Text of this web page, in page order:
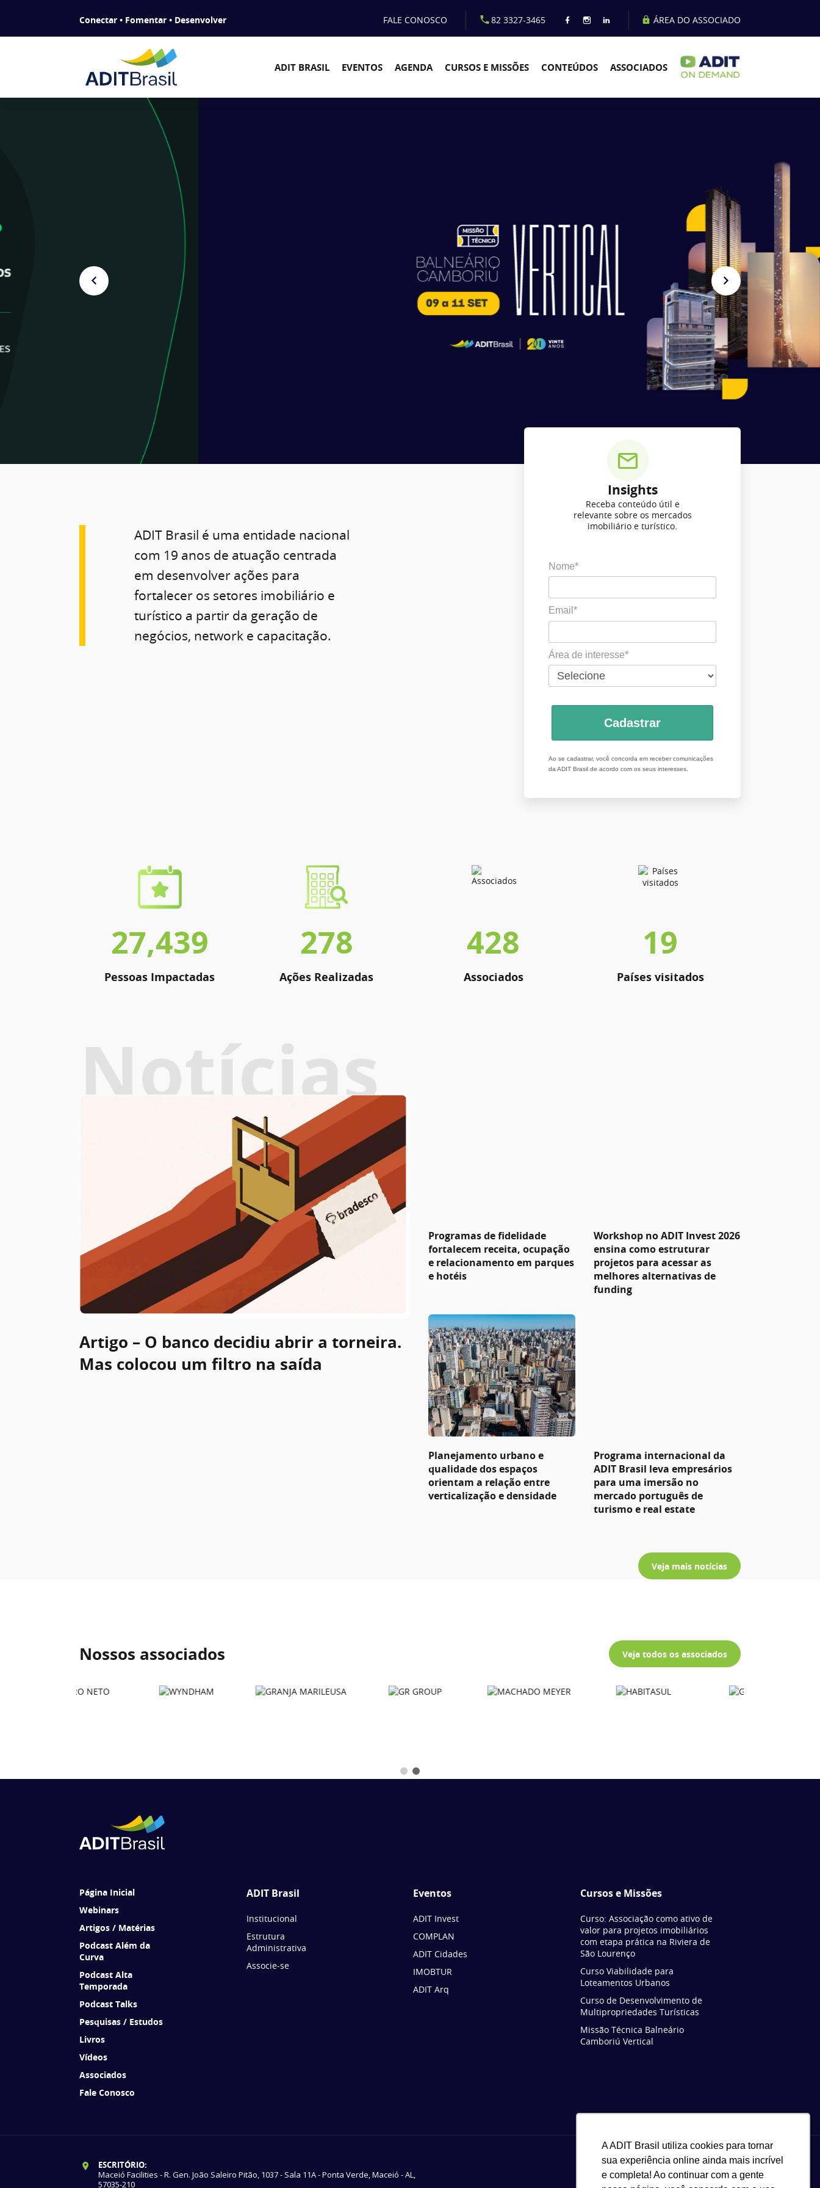
A ADIT Brasil utiliza cookies para tornar
sua experiência online ainda mais incrível
e completa! Ao continuar com a gente
Conectar • Fomentar • Desenvolver FALE CONOSCO 82 3327-3465 ÁREA DO ASSOCIADO
ADIT BRASIL EVENTOS AGENDA CURSOS E MISSÕES CONTEÚDOS ASSOCIADOS
ADIT Brasil é uma entidade nacional
com 19 anos de atuação centrada
em desenvolver ações para
fortalecer os setores imobiliário e
turístico a partir da geração de
negócios, network e capacitação.
Insights
Receba conteúdo útil e
relevante sobre os mercados
imobiliário e turístico.
Nome*
Email*
Área de interesse*
Cadastrar
Ao se cadastrar, você concorda em receber comunicações
da ADIT Brasil de acordo com os seus interesses.
27,439
Pessoas Impactadas
278
Ações Realizadas
428
Associados
19
Países visitados
Notícias
Artigo – O banco decidiu abrir a torneira.
Mas colocou um filtro na saída
Programas de fidelidade
fortalecem receita, ocupação
e relacionamento em parques
e hotéis
Workshop no ADIT Invest 2026
ensina como estruturar
projetos para acessar as
melhores alternativas de
funding
Planejamento urbano e
qualidade dos espaços
orientam a relação entre
verticalização e densidade
Programa internacional da
ADIT Brasil leva empresários
para uma imersão no
mercado português de
turismo e real estate
Veja mais notícias
Nossos associados Veja todos os associados
Página Inicial
Webinars
Artigos / Matérias
Podcast Além da
Curva
Podcast Alta
Temporada
Podcast Talks
Pesquisas / Estudos
Livros
Vídeos
Associados
Fale Conosco
ADIT Brasil
Institucional
Estrutura
Administrativa
Associe-se
Eventos
ADIT Invest
COMPLAN
ADIT Cidades
IMOBTUR
ADIT Arq
Cursos e Missões
Curso: Associação como ativo de
valor para projetos imobiliários
com etapa prática na Riviera de
São Lourenço
Curso Viabilidade para
Loteamentos Urbanos
Curso de Desenvolvimento de
Multipropriedades Turísticas
Missão Técnica Balneário
Camboriú Vertical
ESCRITÓRIO:
Maceió Facilities - R. Gen. João Saleiro Pitão, 1037 - Sala 11A - Ponta Verde, Maceió - AL,
57035-210